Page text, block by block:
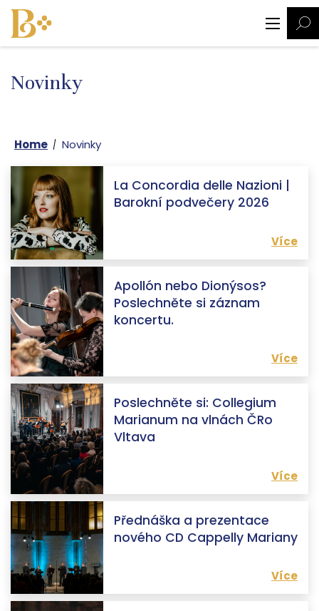
Novinky
Home Novinky
La Concordia delle Nazioni |
Barokní podvečery 2026
Více
Apollón nebo Dionýsos?
Poslechněte si záznam
koncertu.
Více
Poslechněte si: Collegium
Marianum na vlnách ČRo
Vltava
Více
Přednáška a prezentace
nového CD Cappelly Mariany
Více